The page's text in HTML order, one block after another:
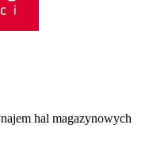
hal magazynowych